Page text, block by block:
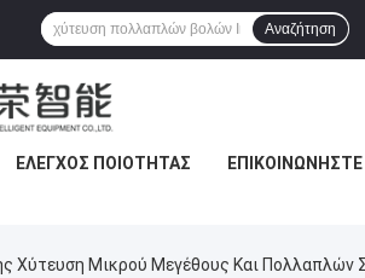
Αναζήτηση
ΈΛΕΓΧΟΣ ΠΟΙΌΤΗΤΑΣ
Χύτευση Μικρού Μεγέθους Και Πολλαπλών